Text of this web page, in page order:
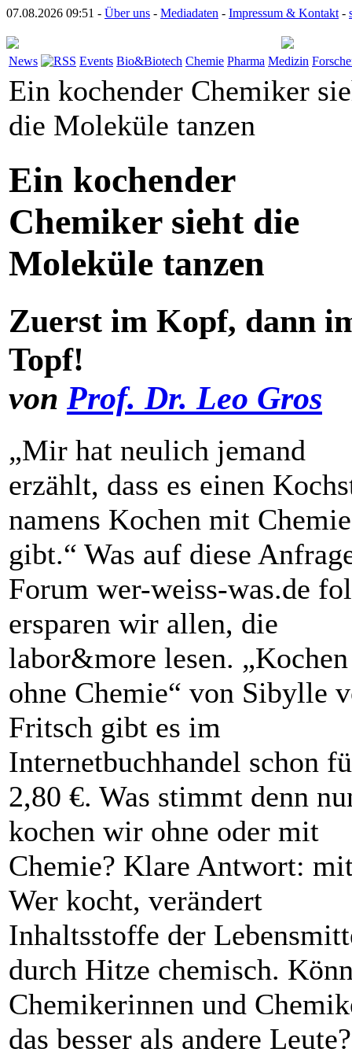
07.08.2026 09:51 - Über uns - Mediadaten - Impressum & Kontakt -
News Events Bio&Biotech Chemie Pharma Medizin
Ein kochender Chemiker
die Moleküle tanzen
Ein kochender
Chemiker sieht die
Moleküle tanzen
Zuerst im Kopf, dann
Topf!
von Prof. Dr. Leo Gros
„Mir hat neulich jemand
erzählt, dass es einen
namens Kochen mit ­Chemie
gibt.“ Was auf diese
Forum wer-weiss-was.de
ersparen wir allen, die
labor&more lesen. „Kochen
ohne Chemie“ von Sibylle
Fritsch gibt es im
Internetbuchhandel schon
2,80 €. Was stimmt denn
kochen wir ohne oder mit
Chemie? Klare Antwort:
Wer kocht, ­verändert
Inhaltsstoffe der
durch Hitze chemisch.
Chemikerinnen und
das besser als andere Leute?